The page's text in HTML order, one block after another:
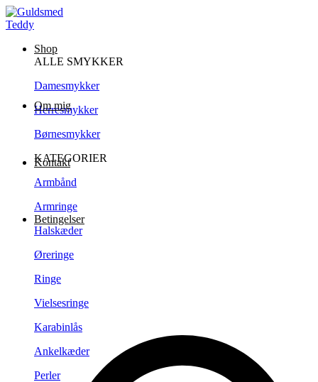
Shop
ALLE SMYKKER
Damesmykker
Herresmykker
Børnesmykker
KATEGORIER
Armbånd
Armringe
Halskæder
Øreringe
Ringe
Vielsesringe
Karabinlås
Ankelkæder
Perler
Om mig
Kontakt
Betingelser